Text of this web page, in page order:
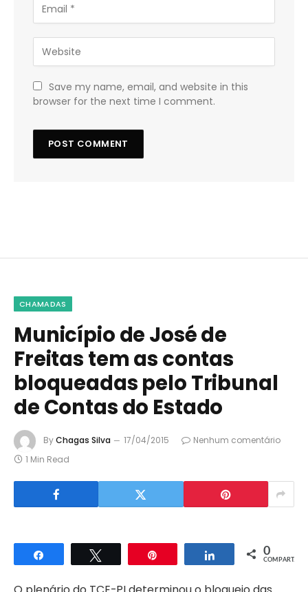
Save my name, email, and website in this
browser for the next time I comment.
CHAMADAS
Município de José de
Freitas tem as contas
bloqueadas pelo Tribunal
de Contas do Estado
ByChagas Silva 17/04/2015
Nenhum comentário
1 Min Read
Compartilhar Compartilhar
0
COMPART.